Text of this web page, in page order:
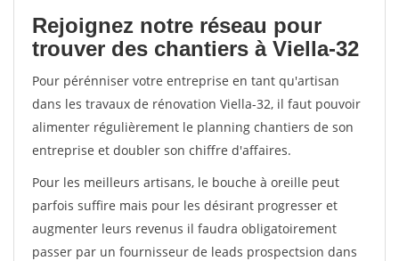
Rejoignez notre réseau pour
trouver des chantiers à Viella-32
Pour pérénniser votre entreprise en tant qu'artisan
dans les travaux de rénovation Viella-32, il faut pouvoir
alimenter régulièrement le planning chantiers de son
entreprise et doubler son chiffre d'affaires.
Pour les meilleurs artisans, le bouche à oreille peut
parfois suffire mais pour les désirant progresser et
augmenter leurs revenus il faudra obligatoirement
passer par un fournisseur de leads prospectsion dans